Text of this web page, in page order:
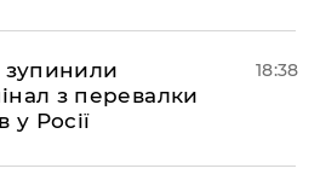
зупинили
з перевалки
у Росії
18:38